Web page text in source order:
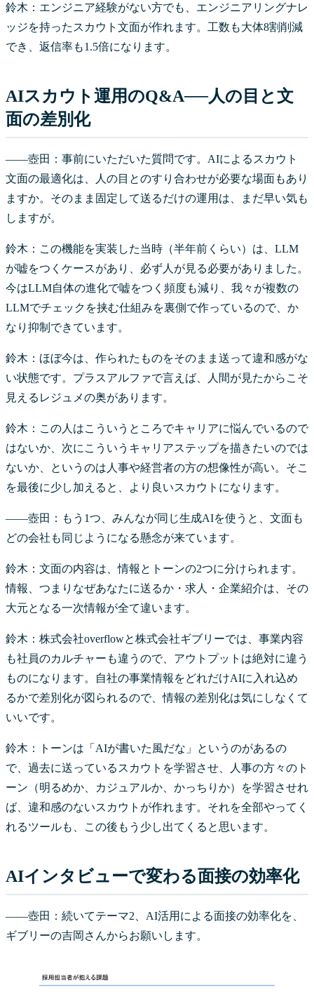
鈴木：エンジニア経験がない方でも、エンジニアリングナレ
ッジを持ったスカウト文面が作れます。工数も大体8割削減
でき、返信率も1.5倍になります。
AIスカウト運用のQ&A──人の目と文
面の差別化
――壺田：事前にいただいた質問です。AIによるスカウト
文面の最適化は、人の目とのすり合わせが必要な場面もあり
ますか。そのまま固定して送るだけの運用は、まだ早い気も
しますが。
鈴木：この機能を実装した当時（半年前くらい）は、LLM
が嘘をつくケースがあり、必ず人が見る必要がありました。
今はLLM自体の進化で嘘をつく頻度も減り、我々が複数の
LLMでチェックを挟む仕組みを裏側で作っているので、か
なり抑制できています。
鈴木：ほぼ今は、作られたものをそのまま送って違和感がな
い状態です。プラスアルファで言えば、人間が見たからこそ
見えるレジュメの奥があります。
鈴木：この人はこういうところでキャリアに悩んでいるので
はないか、次にこういうキャリアステップを描きたいのでは
ないか、というのは人事や経営者の方の想像性が高い。そこ
を最後に少し加えると、より良いスカウトになります。
――壺田：もう1つ、みんなが同じ生成AIを使うと、文面も
どの会社も同じようになる懸念が来ています。
鈴木：文面の内容は、情報とトーンの2つに分けられます。
情報、つまりなぜあなたに送るか・求人・企業紹介は、その
大元となる一次情報が全て違います。
鈴木：株式会社overflowと株式会社ギブリーでは、事業内容
も社員のカルチャーも違うので、アウトプットは絶対に違う
ものになります。自社の事業情報をどれだけAIに入れ込め
るかで差別化が図られるので、情報の差別化は気にしなくて
いいです。
鈴木：トーンは「AIが書いた風だな」というのがあるの
で、過去に送っているスカウトを学習させ、人事の方々のト
ーン（明るめか、カジュアルか、かっちりか）を学習させれ
ば、違和感のないスカウトが作れます。それを全部やってく
れるツールも、この後もう少し出てくると思います。
AIインタビューで変わる面接の効率化
――壺田：続いてテーマ2、AI活用による面接の効率化を、
ギブリーの吉岡さんからお願いします。